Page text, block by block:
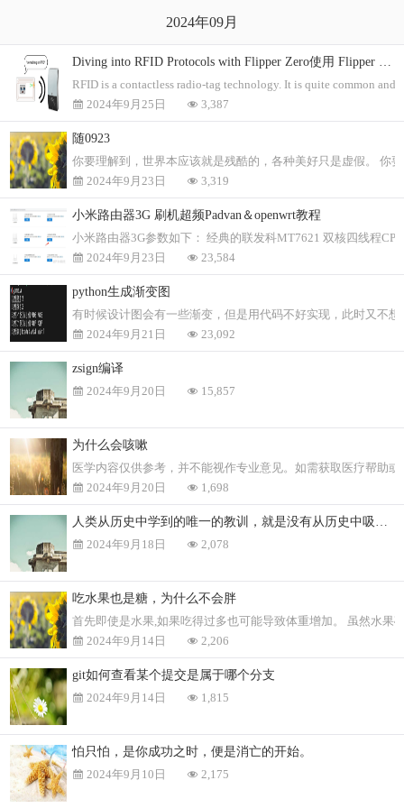
2024年09月
Diving into RFID Protocols with Flipper Zero使用 Flipper Zero 深入研究 RFID 协议
RFID is a contactless radio-tag technology. It is quite common
2024年9月25日
3,387
随0923
你要理解到，世界本应该就是残酷的，各种美好只是虚假。 你
2024年9月23日
3,319
小米路由器3G 刷机超频Padvan＆openwrt教程
小米路由器3G参数如下： 经典的联发科MT7621 双核四线程
2024年9月23日
23,584
python生成渐变图
有时候设计图会有一些渐变，但是用代码不好实现，此时又不
2024年9月21日
23,092
zsign编译
2024年9月20日
15,857
为什么会咳嗽
医学内容仅供参考，并不能视作专业意见。如需获取医疗帮助
2024年9月20日
1,698
人类从历史中学到的唯一的教训，就是没有从历史中吸取到任何教训。
2024年9月18日
2,078
吃水果也是糖，为什么不会胖
首先即使是水果,如果吃得过多也可能导致体重增加。 虽然水
2024年9月14日
2,206
git如何查看某个提交是属于哪个分支
2024年9月14日
1,815
怕只怕，是你成功之时，便是消亡的开始。
2024年9月10日
2,175